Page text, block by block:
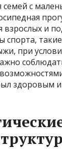
семей с
взрослых и
спорта,
при
здоровым